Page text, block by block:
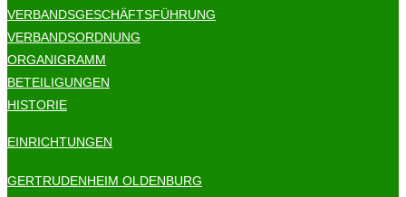
VERBANDSGESCHÄFTSFÜHRUNG
VERBANDSORDNUNG
ORGANIGRAMM
BETEILIGUNGEN
HISTORIE
EINRICHTUNGEN
GERTRUDENHEIM OLDENBURG